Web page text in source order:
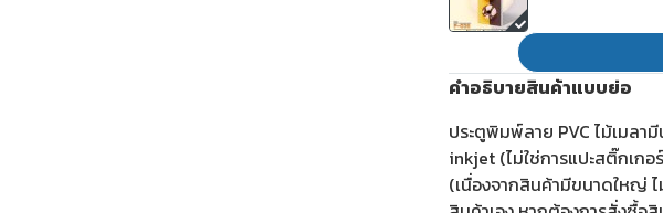
คำอธิบายสินค้าแบบย่อ
ประตูพิมพ์ลาย PVC ไม้เมลา
inkjet (ไม่ใช่การแปะสติ๊กเก
(เนื่องจากสินค้ามีขนาดใหญ่